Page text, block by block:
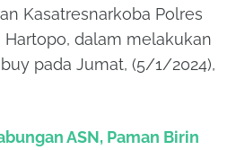
Kasatresnarkoba Polres
Hartopo, dalam melakukan
pada Jumat, (5/1/2024),
ASN, Paman Birin